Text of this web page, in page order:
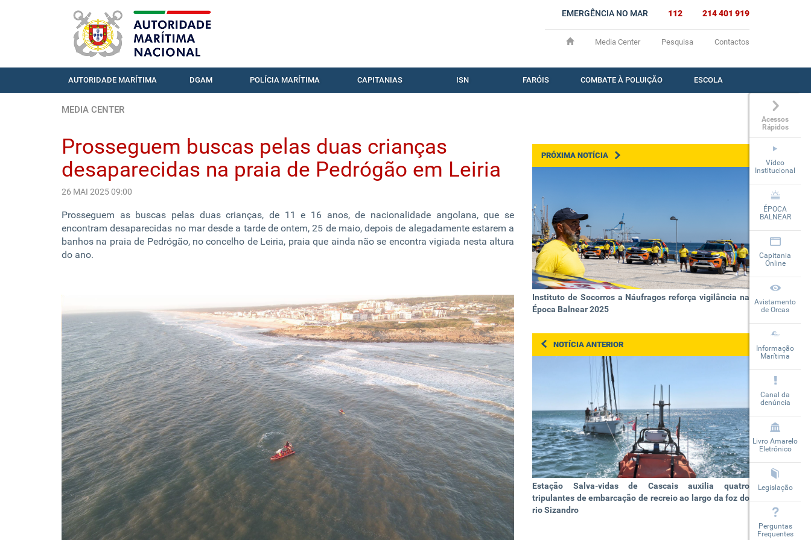
EMERGÊNCIA NO MAR 112 214 401 919
Contactos
Pesquisa
Media Center
AUTORIDADE MARÍTIMA DGAM POLÍCIA MARÍTIMA CAPITANIAS ISN FARÓIS COMBATE À POLUIÇÃO ESCOLA
Acessos
Rápidos
Vídeo
Institucional
ÉPOCA
BALNEAR
Capitania
Online
Avistamento
de Orcas
Informação
Marítima
Canal da
denúncia
Livro Amarelo
Eletrónico
Legislação
Perguntas
Frequentes
MEDIA CENTER
Prosseguem buscas pelas duas crianças
desaparecidas na praia de Pedrógão em Leiria
26 MAI 2025 09:00
Prosseguem as buscas pelas duas crianças, de 11 e 16 anos, de nacionalidade angolana, que se
encontram desaparecidas no mar desde a tarde de ontem, 25 de maio, depois de alegadamente estarem a
banhos na praia de Pedrógão, no concelho de Leiria, praia que ainda não se encontra vigiada nesta altura
do ano.
PRÓXIMA NOTÍCIA
Instituto de Socorros a Náufragos reforça vigilância na
Época Balnear 2025
NOTÍCIA ANTERIOR
Estação Salva-vidas de Cascais auxilia quatro
tripulantes de embarcação de recreio ao largo da foz do
rio Sizandro